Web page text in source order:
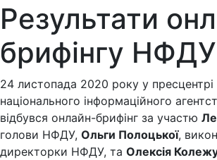
Результати
брифінгу НФДУ
24 листопада 2020 року у пресцентрі
національного інформаційного
відбувся онлайн-брифінг за участю
голови НФДУ, Ольги Полоцької,
директорки НФДУ, та Олексія